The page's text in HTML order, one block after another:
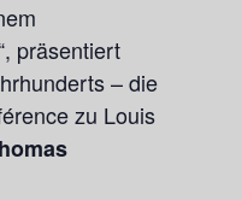
präsentiert
– die
zu Louis